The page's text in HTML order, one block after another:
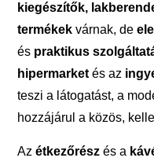
kiegészítők,
termékekvárnak, de
és praktikus
hipermarket és az
teszi a látogatást, a
hozzájárul a közös,
Azétkezőrész és a